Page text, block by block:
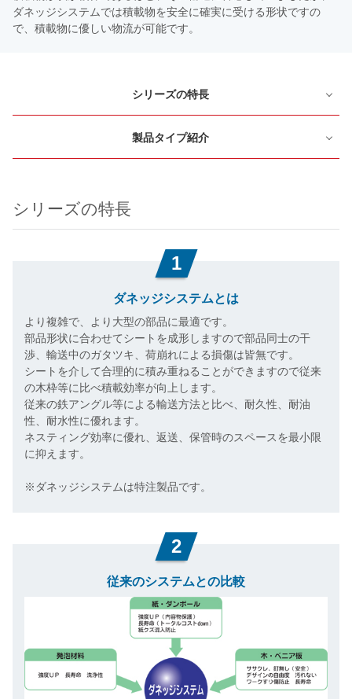
ダネッジシステムでは積載物を安全に確実に受ける形状ですの
で、積載物に優しい物流が可能です。
シリーズの特長
製品タイプ紹介
シリーズの特長
1
ダネッジシステムとは
より複雑で、より大型の部品に最適です。
部品形状に合わせてシートを成形しますので部品同士の干
渉、輸送中のガタツキ、荷崩れによる損傷は皆無です。
シートを介して合理的に積み重ねることができますので従来
の木枠等に比べ積載効率が向上します。
従来の鉄アングル等による輸送方法と比べ、耐久性、耐油
性、耐水性に優れます。
ネスティング効率に優れ、返送、保管時のスペースを最小限
に抑えます。
※ダネッジシステムは特注製品です。
2
従来のシステムとの比較